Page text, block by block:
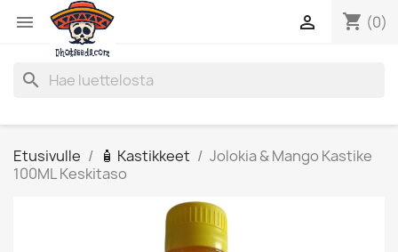
 shopping_cart (0)

search
Etusivulle 🧴 Kastikkeet
Jolokia & Mango Kastike
100ML Keskitaso